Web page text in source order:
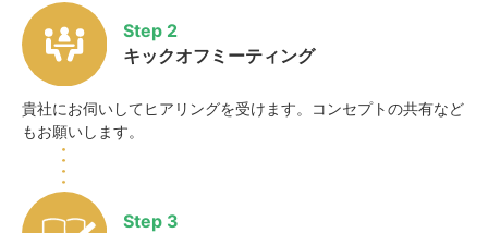
Step 2
キックオフミーティング
貴社にお伺いしてヒアリングを受けます。コンセプトの共有など
もお願いします。
Step 3